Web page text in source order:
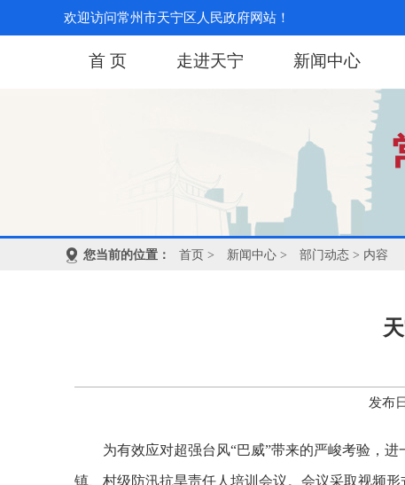
欢迎访问常州市天宁区人民政府网站！
首 页 走进天宁 新闻中心
您当前的位置： 首页 > 新闻中心 > 部门动态 > 内容
发布
为有效应对超强台风“巴威”带来的严峻考验，进
镇、村级防汛抗旱责任人培训会议。会议采取视频